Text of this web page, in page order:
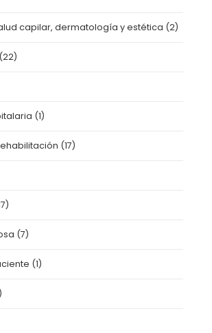
capilar, dermatología y estética (2)
(22)
(1)
(17)
(7)
(1)